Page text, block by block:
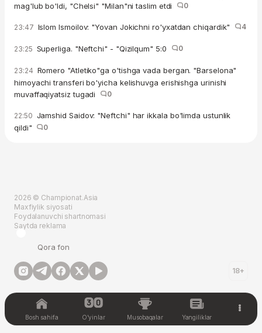
mag'lub bo'ldi, "Chelsi" "Milan"ni taslim etdi
0
23:47 Islom Ismoilov: "Yovan Jokichni ro'yxatdan chiqardik" 4
23:25 Superliga. "Neftchi" - "Qizilqum" 5:0 0
23:24 Romero "Atletiko"ga o'tishga vada bergan. "Barselona"
himoyachi transferi bo'yicha kelishuvga erishishga urinishi
muvaffaqiyatsiz tugadi
0
22:50 Jamshid Saidov: "Neftchi" har ikkala bo'limda ustunlik
qildi"
0
2026 © Championat.Asia
Maxfiylik siyosati
Foydalanuvchi shartnomasi
Saytda reklama
Qora fon
18+
Bosh sahifa O'yinlar Musobaqalar Yangiliklar